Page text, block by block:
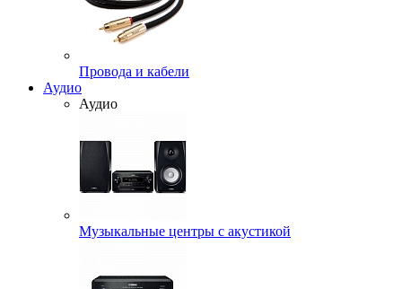
Провода и кабели
Аудио
Аудио
Музыкальные центры с акустикой